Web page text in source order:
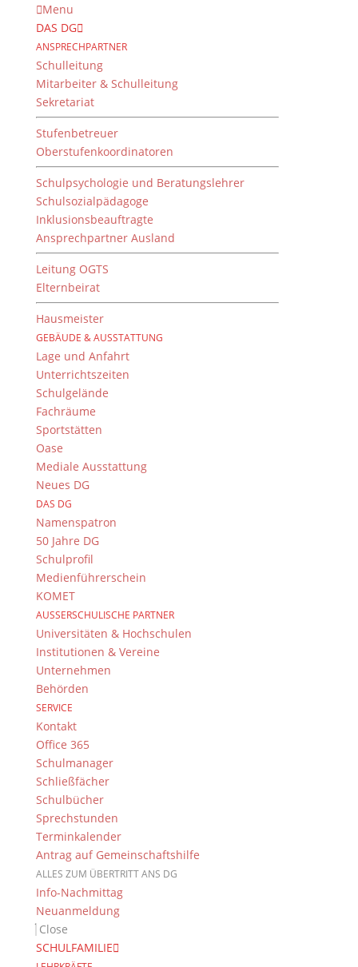
Menu
DAS DG
ANSPRECHPARTNER
Schulleitung
Mitarbeiter & Schulleitung
Sekretariat
Stufenbetreuer
Oberstufenkoordinatoren
Schulpsychologie und Beratungslehrer
Schulsozialpädagoge
Inklusionsbeauftragte
Ansprechpartner Ausland
Leitung OGTS
Elternbeirat
Hausmeister
GEBÄUDE & AUSSTATTUNG
Lage und Anfahrt
Unterrichtszeiten
Schulgelände
Fachräume
Sportstätten
Oase
Mediale Ausstattung
Neues DG
DAS DG
Namenspatron
50 Jahre DG
Schulprofil
Medienführerschein
KOMET
AUSSERSCHULISCHE PARTNER
Universitäten & Hochschulen
Institutionen & Vereine
Unternehmen
Behörden
SERVICE
Kontakt
Office 365
Schulmanager
Schließfächer
Schulbücher
Sprechstunden
Terminkalender
Antrag auf Gemeinschaftshilfe
ALLES ZUM ÜBERTRITT ANS DG
Info-Nachmittag
Neuanmeldung
Close
SCHULFAMILIE
DG-Bib Podcast: Mit
Jonas zu den Swifts
vonDientzenhofer-Gymnasium|3. Februar 2025
Einen spannend-witziger Krimi rund um ein
vorzügliches Verbrechen – vorgestellt von unserem
jüngsten DG-BiB-Mitglied! Klick rein!
Bildquelle Titelbild: https://www.loewe-
verlag.de/_cover_media/titel/290b/11026.jpg
Suche
Newsarchiv
Newsarchiv
Das DG
Dientzenhofer-Gymnasium Bamberg
Feldkirchenstr. 20-22
96052 Bamberg
Tel.: +49 (0) 951 93 23 90